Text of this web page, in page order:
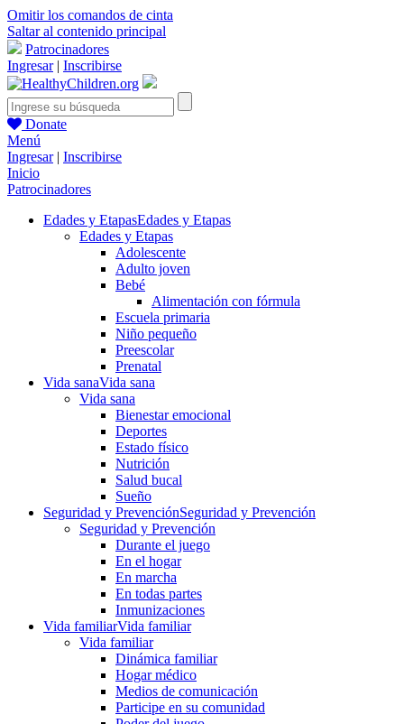
Omitir los comandos de cinta
Saltar al contenido principal
Patrocinadores
Ingresar| Inscribirse
Donate
Menú
Ingresar| Inscribirse
Inicio
Patrocinadores
Edades y EtapasEdades y Etapas
Edades y Etapas
Adolescente
Adulto joven
Bebé
Alimentación con fórmula
Escuela primaria
Niño pequeño
Preescolar
Prenatal
Vida sanaVida sana
Vida sana
Bienestar emocional
Deportes
Estado físico
Nutrición
Salud bucal
Sueño
Seguridad y PrevenciónSeguridad y Prevención
Seguridad y Prevención
Durante el juego
En el hogar
En marcha
En todas partes
Inmunizaciones
Vida familiarVida familiar
Vida familiar
Dinámica familiar
Hogar médico
Medios de comunicación
Participe en su comunidad